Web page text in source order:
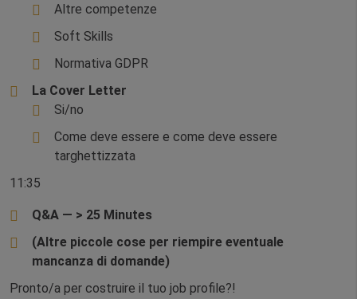
Altre competenze
Soft Skills
Normativa GDPR
La Cover Letter
Si/no
Come deve essere e come deve essere
targhettizzata
11:35
Q&A — > 25 Minutes
(Altre piccole cose per riempire eventuale
mancanza di domande)
Pronto/a per costruire il tuo job profile?!